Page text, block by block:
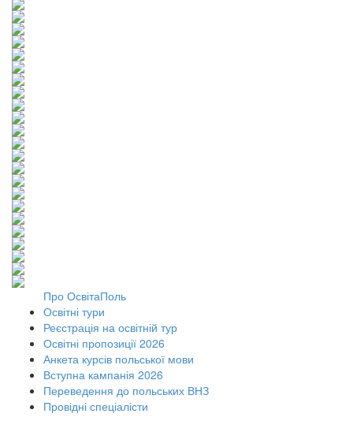
Про ОсвітаПоль
Освітні тури
Реєстрація на освітній тур
Освітні пропозиції 2026
Анкета курсів польської мови
Вступна кампанія 2026
Переведення до польських ВНЗ
Провідні спеціалісти